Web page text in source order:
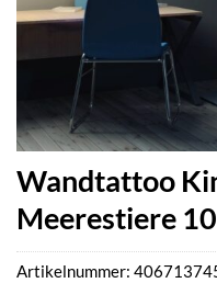
Wandtattoo
Meerestiere
Artikelnummer: